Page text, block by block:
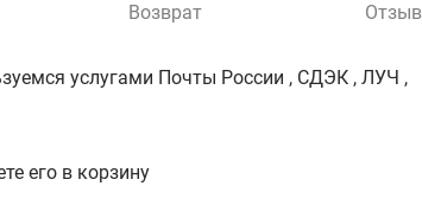
Возврат
услугами Почты России , СДЭК , ЛУЧ ,
его в корзину